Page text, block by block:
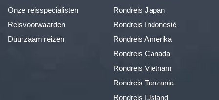
Onze reisspecialisten
Reisvoorwaarden
Duurzaam reizen
Rondreis Japan
Rondreis Indonesië
Rondreis Amerika
Rondreis Canada
Rondreis Vietnam
Rondreis Tanzania
Rondreis IJsland